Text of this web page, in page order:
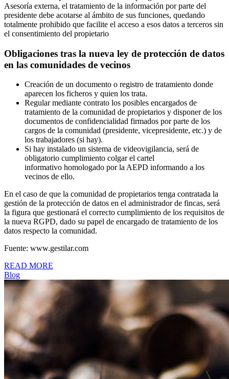
Asesoría externa, el tratamiento de la información por parte del
presidente debe acotarse al ámbito de sus funciones, quedando
totalmente prohibido que facilite el acceso a esos datos a terceros sin
el consentimiento del propietario
Obligaciones tras la nueva ley de protección de datos
en las comunidades de vecinos
Creación de un documento o registro de tratamiento donde
aparecen los ficheros y quien los trata.
Regular mediante contrato los posibles encargados de
tratamiento de la comunidad de propietarios y disponer de los
documentos de confidencialidad firmados por parte de los
cargos de la comunidad (presidente, vicepresidente, etc.) y de
los trabajadores (si hay).
Si hay instalado un sistema de videovigilancia, será de
obligatorio cumplimiento colgar el cartel
informativo homologado por la AEPD informando a los
vecinos de ello.
En el caso de que la comunidad de propietarios tenga contratada la
gestión de la protección de datos en el administrador de fincas, será
la figura que gestionará el correcto cumplimiento de los requisitos de
la nueva RGPD, dado su papel de encargado de tratamiento de los
datos respecto la comunidad.
Fuente: www.gestilar.com
READ MORE
Blog